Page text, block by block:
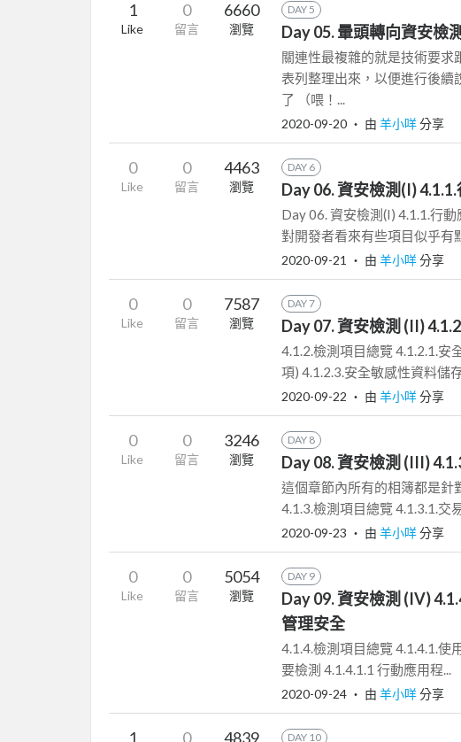
1
Like
0
留言
6660
瀏覽
DAY 5
Day 05. 暈頭轉向資安檢
關連性最複雜的就是技術要求
表列整理出來，以便進行後續
了 （喂！...
2020-09-20 ‧ 由 羊小咩分享
0
Like
0
留言
4463
瀏覽
DAY 6
Day 06. 資安檢測(I)
Day 06. 資安檢測(I) 4.1.1.行
對開發者看來有些項目似乎有
2020-09-21 ‧ 由 羊小咩分享
0
Like
0
留言
7587
瀏覽
DAY 7
Day 07. 資安檢測 (II)
4.1.2.檢測項目總覽 4.1.2.1.安
項) 4.1.2.3.安全敏感性資料儲存
2020-09-22 ‧ 由 羊小咩分享
0
Like
0
留言
3246
瀏覽
DAY 8
Day 08. 資安檢測 (III)
這個章節內所有的相簿都是針
4.1.3.檢測項目總覽 4.1.3.1.交
2020-09-23 ‧ 由 羊小咩分享
0
Like
0
留言
5054
瀏覽
DAY 9
Day 09. 資安檢測 (IV)
管理安全
4.1.4.檢測項目總覽 4.1.4.1.使
要檢測 4.1.4.1.1 行動應用程...
2020-09-24 ‧ 由 羊小咩分享
1 0 4839 DAY 10